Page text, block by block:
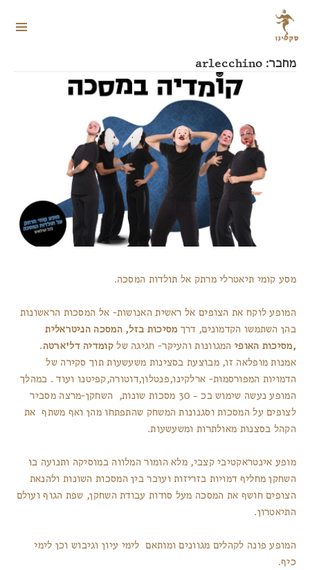
מחבר: arlecchino
מסע קומי תיאטרלי מרתק אל תולדות המסכה.
המופע לוקח את הצופים אל ראשית האנושות- אל המסכות הראשונות
בהן השתמשו הקדמונים, דרך מסיכות בזל, המסכה הניטראלית
,מסיכות האופיהמגוונות והעיקר- חגיגה שלקומדיה דל'ארטה.
אמנות מופלאה זו, מבוצעת בסצינות משעשעות תוך סקירה של
הדמויות המפורסמות- ארלקינו,פנטלון,דוטורה,קפיטנו ועוד . במהלך
המופע נעשה שימוש בכ – 30 מסכות שונות, השחקן-מרצה מסביר
לצופים על המסכות וסגנונות המשחק שהתפתחו מהן ואף משתף את
הקהל בסצנות מאולתרות ומשעשעות.
מופע אינטראקטיבי קצבי, מלא הומור המלווה במוסיקה ותנועה בו
השחקן מחליף דמויות בזריזות ועובר בין המסכות השונות ולהנאת
הצופים חושף את המסכה מעל סודות עבודת השחקן, שפת הגוף ועולם
התיאטרון.
המופע פונה לקהלים מגוונים ומותאם לימי עיון וגיבוש וכן לימי
כיף.